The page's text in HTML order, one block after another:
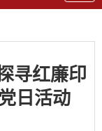
航
寻红廉印
日活动